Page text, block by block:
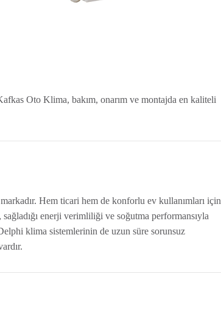
Oto Klima, bakım, onarım ve montajda en kaliteli
Hem ticari hem de konforlu ev kullanımları için
enerji verimliliği ve soğutma performansıyla
klima sistemlerinin de uzun süre sorunsuz